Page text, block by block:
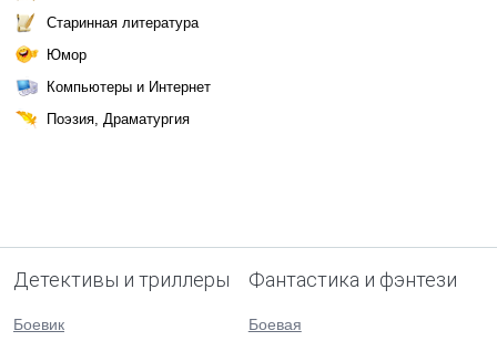
Старинная литература
Юмор
Компьютеры и Интернет
Поэзия, Драматургия
Детективы и триллеры
Боевик
Фантастика и фэнтези
Боевая